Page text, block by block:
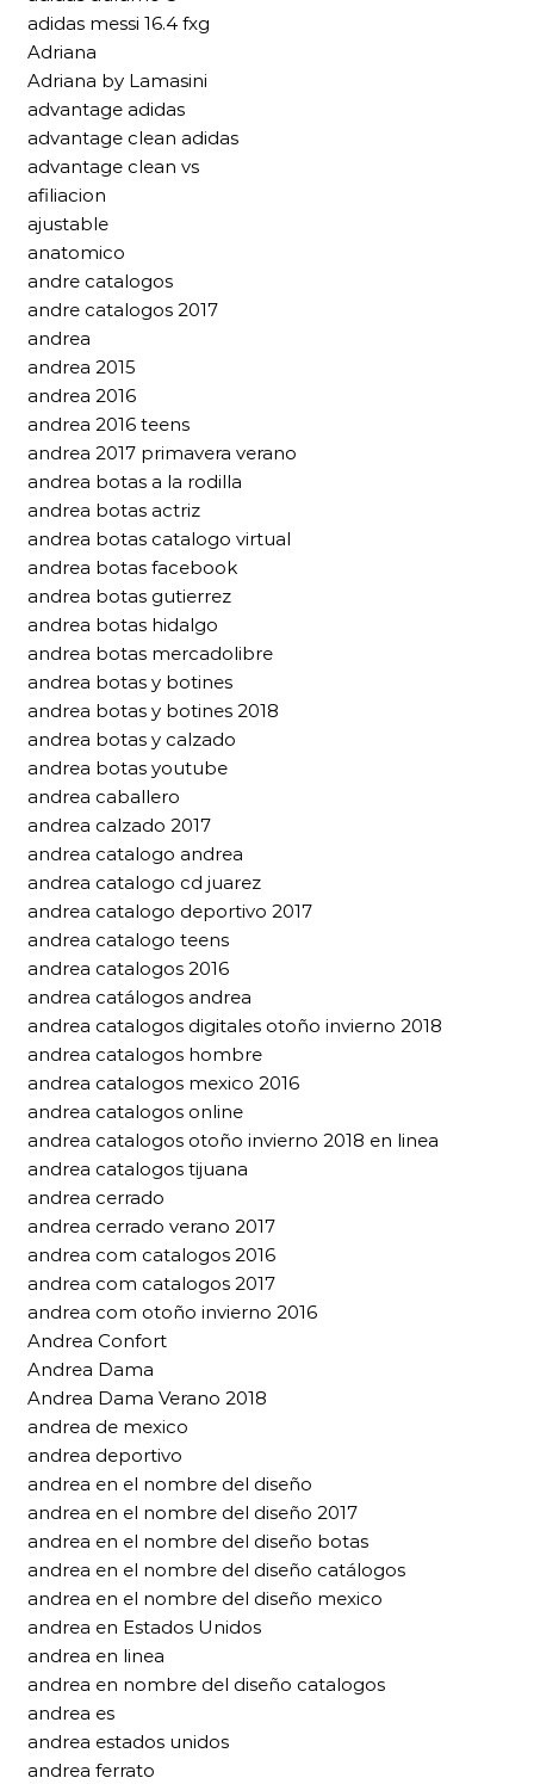
adidas messi 16.4 fxg
Adriana
Adriana by Lamasini
advantage adidas
advantage clean adidas
advantage clean vs
afiliacion
ajustable
anatomico
andre catalogos
andre catalogos 2017
andrea
andrea 2015
andrea 2016
andrea 2016 teens
andrea 2017 primavera verano
andrea botas a la rodilla
andrea botas actriz
andrea botas catalogo virtual
andrea botas facebook
andrea botas gutierrez
andrea botas hidalgo
andrea botas mercadolibre
andrea botas y botines
andrea botas y botines 2018
andrea botas y calzado
andrea botas youtube
andrea caballero
andrea calzado 2017
andrea catalogo andrea
andrea catalogo cd juarez
andrea catalogo deportivo 2017
andrea catalogo teens
andrea catalogos 2016
andrea catálogos andrea
andrea catalogos digitales otoño invierno 2018
andrea catalogos hombre
andrea catalogos mexico 2016
andrea catalogos online
andrea catalogos otoño invierno 2018 en linea
andrea catalogos tijuana
andrea cerrado
andrea cerrado verano 2017
andrea com catalogos 2016
andrea com catalogos 2017
andrea com otoño invierno 2016
Andrea Confort
Andrea Dama
Andrea Dama Verano 2018
andrea de mexico
andrea deportivo
andrea en el nombre del diseño
andrea en el nombre del diseño 2017
andrea en el nombre del diseño botas
andrea en el nombre del diseño catálogos
andrea en el nombre del diseño mexico
andrea en Estados Unidos
andrea en linea
andrea en nombre del diseño catalogos
andrea es
andrea estados unidos
andrea ferrato